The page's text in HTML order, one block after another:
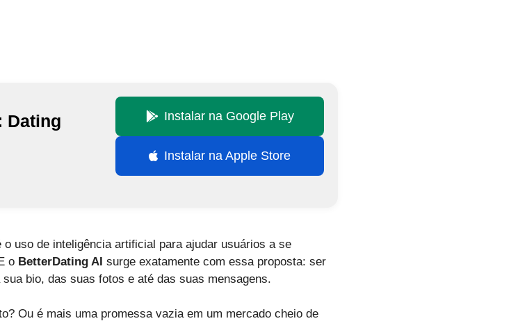
Dating
Instalar na Google Play
Instalar na Apple Store
uso de inteligência artificial para ajudar usuários a se
o BetterDating AI surge exatamente com essa proposta: ser
bio, das suas fotos e até das suas mensagens.
Ou é mais uma promessa vazia em um mercado cheio de